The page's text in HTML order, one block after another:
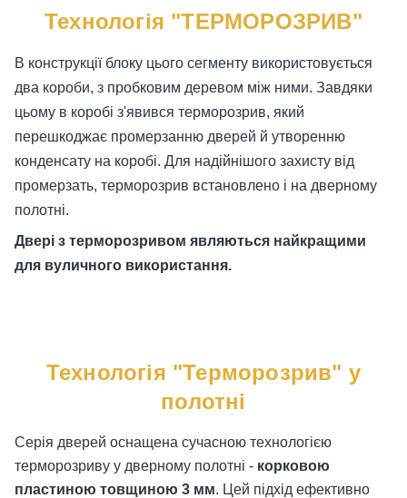
Технологія "ТЕРМОРОЗРИВ"
В конструкції блоку цього сегменту використовується
два короби, з пробковим деревом між ними. Завдяки
цьому в коробі з'явився терморозрив, який
перешкоджає промерзанню дверей й утворенню
конденсату на коробі. Для надійнішого захисту від
промерзать, терморозрив встановлено і на дверному
полотні.
Двері з терморозривом являються найкращими
для вуличного використання.
Технологія "Терморозрив" у
полотні
Серія дверей оснащена сучасною технологією
терморозриву у дверному полотні - корковою
пластиною товщиною 3 мм. Цей підхід ефективно